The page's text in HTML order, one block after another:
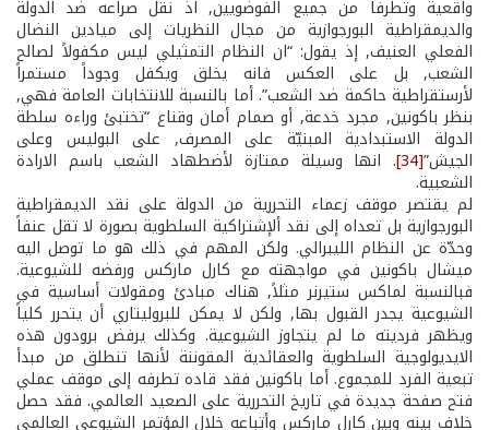
واقعية وتطرفاً من جميع الفوضويين, اذ نقل صراعه ضد الدولة
والديمقراطية البورجوازية من مجال النظريات إلى ميادين النضال
الفعلي العنيف, إذ يقول: “ان النظام التمثيلي ليس مكفولاً لصالح
الشعب, بل على العكس فانه يخلق ويكفل وجوداً مستمراً
لأرستقراطية حاكمة ضد الشعب”. أما بالنسبة للانتخابات العامة فهي,
بنظر باكونين, مجرد خدعة, أو صمام أمان وقناع “تختبئ وراءه سلطة
الدولة الاستبدادية المبنيّة على المصرف, على البوليس وعلى
الجيش”[34] . انها وسيلة ممتازة لأضطهاد الشعب باسم الارادة
الشعبية.
لم يقتصر موقف زعماء التحررية من الدولة على نقد الديمقراطية
البورجوازية بل تعداه إلى نقد ألإشتراكية السلطوية بصورة لا تقل عنفاً
وحدّة عن النظام الليبرالي. ولكن المهم في ذلك هو ما توصل اليه
ميشال باكونين في مواجهته مع كارل ماركس ورفضه للشيوعية.
فبالنسبة لماكس ستيرنر مثلاً, هناك مبادئ ومقولات أساسية في
الشيوعية يجدر القبول بها, ولكن لا يمكن للبروليتاري أن يتحرر كلياً
ويظهر فرديته ما لم يتجاوز الشيوعية. وكذلك يرفض برودون هذه
الايديولوجية السلطوية والعقائدية المقوننة لأنها تنطلق من مبدأ
تبعية الفرد للمجموع. أما باكونين فقد قاده تطرفه إلى موقف عملي
فتح صفحة جديدة في تاريخ التحررية على الصعيد العالمي. فقد حصل
خلاف بينه وبين كارل ماركس وأتباعه خلال المؤتمر الشيوعي العالمي